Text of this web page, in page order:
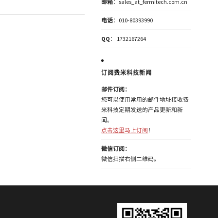
邮箱：sales_at_fermitech.com.cn
电话：010-80393990
QQ ： 1732167264
订阅费米科技新闻
邮件订阅：
您可以使用常用的邮件地址接收费
米科技定期发送的产品更新和新
闻。
点击这里马上订阅 ！
微信订阅：
微信扫描右侧二维码。